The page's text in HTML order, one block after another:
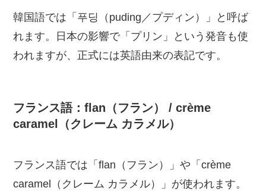
韓国語では「푸딩（puding／プディン）」と呼ば
れます。日本の影響で「プリン」という発音も使
われますが、正式には英語由来の表記です。
フランス語：flan（フラン） / crème
caramel（クレーム カラメル）
フランス語では「flan（フラン）」や「crème
caramel（クレーム カラメル）」が使われます。